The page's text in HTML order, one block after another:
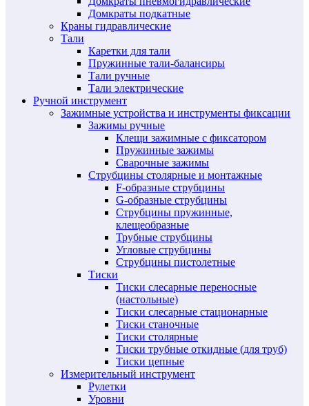
Домкраты подкатные
Краны гидравлические
Тали
Каретки для тали
Пружинные тали-балансиры
Тали ручные
Тали электрические
Ручной инструмент
Зажимные устройства и инструменты фиксации
Зажимы ручные
Клещи зажимные с фиксатором
Пружинные зажимы
Сварочные зажимы
Струбцины столярные и монтажные
F-образные струбцины
G-образные струбцины
Струбцины пружинные,
клещеобразные
Трубные струбцины
Угловые струбцины
Струбцины пистолетные
Тиски
Тиски слесарные переносные
(настольные)
Тиски слесарные стационарные
Тиски станочные
Тиски столярные
Тиски трубные откидные (для труб)
Тиски цепные
Измерительный инструмент
Рулетки
Уровни